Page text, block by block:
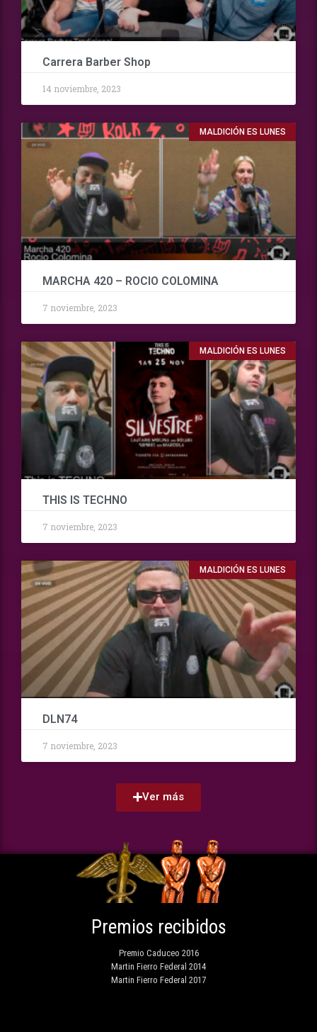
Carrera Barber Shop
14 noviembre, 2023
MALDICIÓN ES LUNES
MARCHA 420 – ROCIO COLOMINA
7 noviembre, 2023
MALDICIÓN ES LUNES
THIS IS TECHNO
7 noviembre, 2023
MALDICIÓN ES LUNES
DLN74
7 noviembre, 2023
Ver más
Premios recibidos
Premio Caduceo 2016
Martin Fierro Federal 2014
Martin Fierro Federal 2017